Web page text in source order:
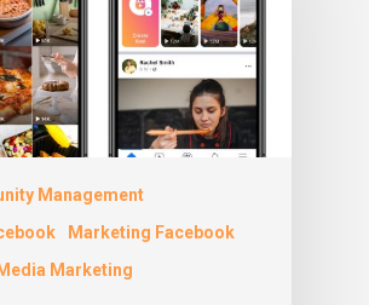
Management
Marketing Facebook
Marketing